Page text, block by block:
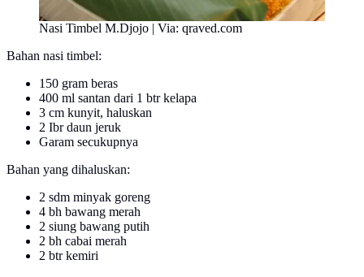
Nasi Timbel M.Djojo | Via: qraved.com
Bahan nasi timbel:
150 gram beras
400 ml santan dari 1 btr kelapa
3 cm kunyit, haluskan
2 Ibr daun jeruk
Garam secukupnya
Bahan yang dihaluskan:
2 sdm minyak goreng
4 bh bawang merah
2 siung bawang putih
2 bh cabai merah
2 btr kemiri